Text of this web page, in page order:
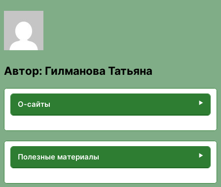
Автор: Гилманова Татьяна
О-сайты
Полезные материалы